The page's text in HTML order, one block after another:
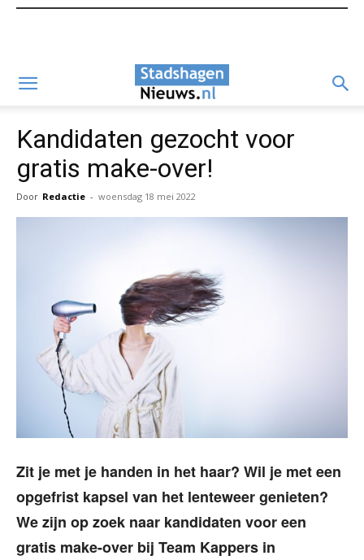
Kandidaten gezocht voor
gratis make-over!
Door Redactie - woensdag 18 mei 2022
Zit je met je handen in het haar? Wil je met een
opgefrist kapsel van het lenteweer genieten?
We zijn op zoek naar kandidaten voor een
gratis make-over bij Team Kappers in